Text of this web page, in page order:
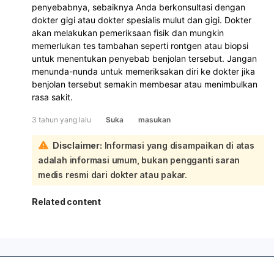
penyebabnya, sebaiknya Anda berkonsultasi dengan
dokter gigi atau dokter spesialis mulut dan gigi. Dokter
akan melakukan pemeriksaan fisik dan mungkin
memerlukan tes tambahan seperti rontgen atau biopsi
untuk menentukan penyebab benjolan tersebut. Jangan
menunda-nunda untuk memeriksakan diri ke dokter jika
benjolan tersebut semakin membesar atau menimbulkan
rasa sakit.
3 tahun yang lalu Suka masukan
Disclaimer: Informasi yang disampaikan di atas
adalah informasi umum, bukan pengganti saran
medis resmi dari dokter atau pakar.
Related content